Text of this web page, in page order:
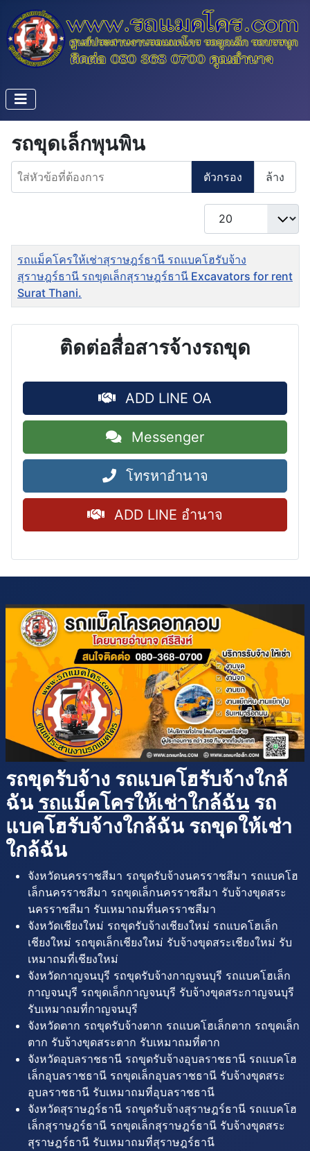
รถขุดเล็กพุนพิน
ใส่หัวข้อที่ต้องการ
ตัวกรอง ล้าง
แสดง #
ชื่อ
รถแม็คโครให้เช่าสุราษฎร์ธานี รถแบคโฮรับจ้าง
สุราษฎร์ธานี รถขุดเล็กสุราษฎร์ธานี Excavators for rent
Surat Thani.
ติดต่อสื่อสารจ้างรถขุด
ADD LINE OA
Messenger
โทรหาอำนาจ
ADD LINE อำนาจ
รถขุดรับจ้าง รถแบคโฮรับจ้างใกล้
ฉัน รถแม็คโครให้เช่าใกล้ฉัน รถ
แบคโฮรับจ้างใกล้ฉัน รถขุดให้เช่า
ใกล้ฉัน
จังหวัดนครราชสีมา รถขุดรับจ้างนครราชสีมา รถแบคโฮ
เล็กนครราชสีมา รถขุดเล็กนครราชสีมา รับจ้างขุดสระ
นครราชสีมา รับเหมาถมที่นครราชสีมา
จังหวัดเชียงใหม่ รถขุดรับจ้างเชียงใหม่ รถแบคโฮเล็ก
เชียงใหม่ รถขุดเล็กเชียงใหม่ รับจ้างขุดสระเชียงใหม่ รับ
เหมาถมที่เชียงใหม่
จังหวัดกาญจนบุรี รถขุดรับจ้างกาญจนบุรี รถแบคโฮเล็ก
กาญจนบุรี รถขุดเล็กกาญจนบุรี รับจ้างขุดสระกาญจนบุรี
รับเหมาถมที่กาญจนบุรี
จังหวัดตาก รถขุดรับจ้างตาก รถแบคโฮเล็กตาก รถขุดเล็ก
ตาก รับจ้างขุดสระตาก รับเหมาถมที่ตาก
จังหวัดอุบลราชธานี รถขุดรับจ้างอุบลราชธานี รถแบคโฮ
เล็กอุบลราชธานี รถขุดเล็กอุบลราชธานี รับจ้างขุดสระ
อุบลราชธานี รับเหมาถมที่อุบลราชธานี
จังหวัดสุราษฎร์ธานี รถขุดรับจ้างสุราษฎร์ธานี รถแบคโฮ
เล็กสุราษฎร์ธานี รถขุดเล็กสุราษฎร์ธานี รับจ้างขุดสระ
สุราษฎร์ธานี รับเหมาถมที่สุราษฎร์ธานี